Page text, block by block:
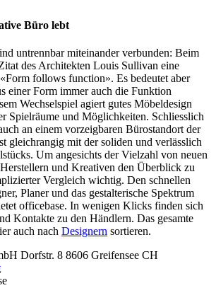
Büro lebt
untrennbar miteinander verbunden: Beim
des Architekten Louis Sullivan eine
follows function». Es bedeutet aber
einer Form immer auch die Funktion
Wechselspiel agiert gutes Möbeldesign
Spielräume und Möglichkeiten. Schliesslich
an einem vorzeigbaren Bürostandort der
gleichrangig mit der soliden und verlässlich
Um angesichts der Vielzahl von neuen
und Kreativen den Überblick zu
Vergleich wichtig. Den schnellen
Planer und das gestalterische Spektrum
officebase. In wenigen Klicks finden sich
Kontakte zu den Händlern. Das gesamte
auch nach Designern sortieren.
Dorfstr. 8 8606 Greifensee CH